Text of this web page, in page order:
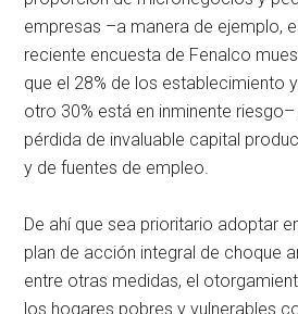
empresas –a manera de ejemplo,
reciente encuesta de Fenalco
que el 28% de los establecimiento
otro 30% está en inminente
pérdida de invaluable capital
y de fuentes de empleo.
De ahí que sea prioritario adoptar
plan de acción integral de choque
entre otras medidas, el
los hogares pobres y vulnerables